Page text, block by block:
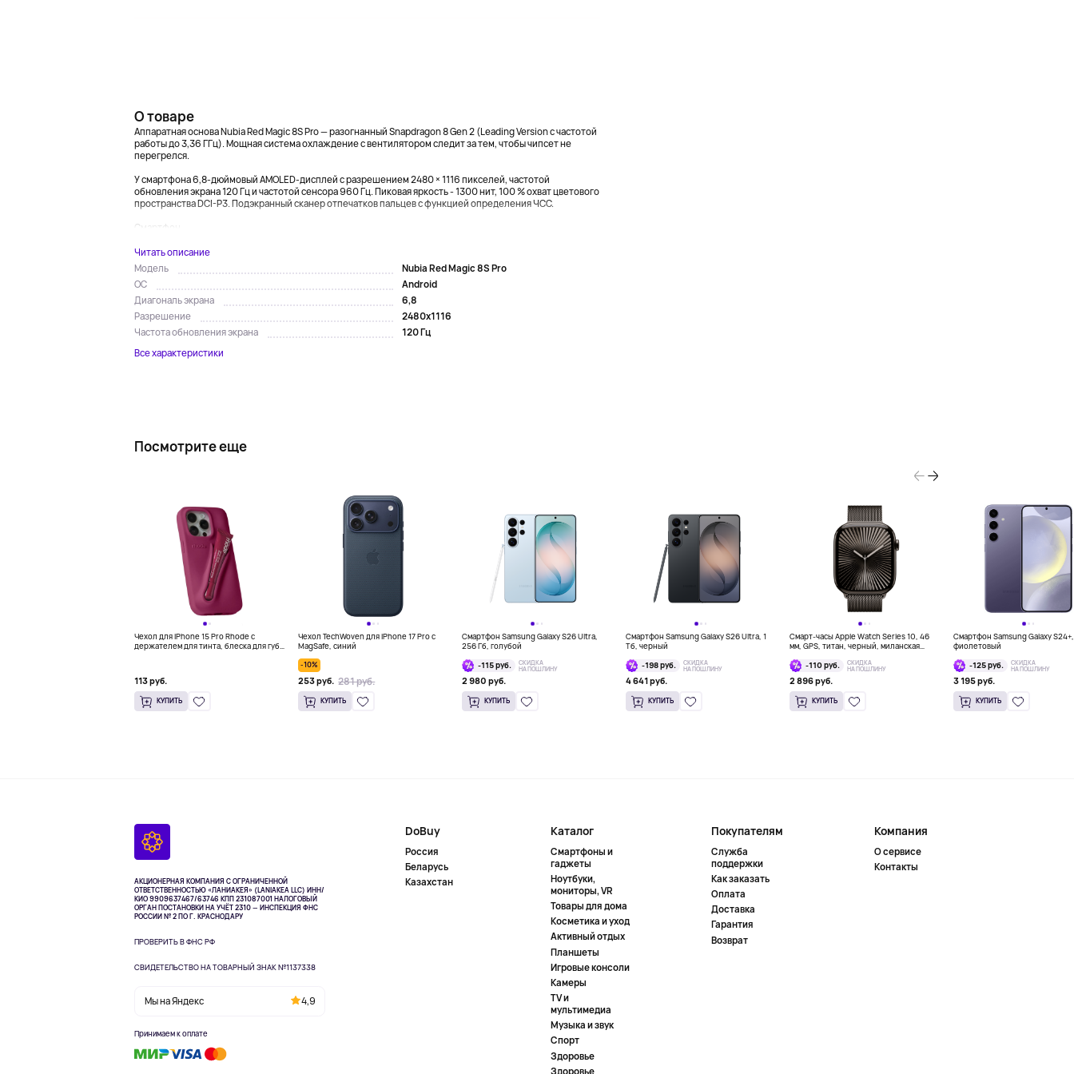
О товаре
Аппаратная основа Nubia Red Magic 8S Pro — разогнанный Snapdragon 8 Gen 2 (Leading Version с частотой
работы до 3,36 ГГц). Мощная система охлаждение с вентилятором следит за тем, чтобы чипсет не
перегрелся.
У смартфона 6,8-дюймовый AMOLED-дисплей с разрешением 2480 × 1116 пикселей, частотой
обновления экрана 120 Гц и частотой сенсора 960 Гц. Пиковая яркость - 1300 нит, 100 % охват цветового
пространства DCI-P3. Подэкранный сканер отпечатков пальцев с функцией определения ЧСС.
Смартфон...
Читать описание
Модель
Nubia Red Magic 8S Pro
ОС
Android
Диагональ экрана
6,8
Разрешение
2480x1116
Частота обновления экрана
120 Гц
Все характеристики
Посмотрите еще
Чехол для iPhone 15 Pro Rhode с
держателем для тинта, блеска для губ,
113 руб.
КУПИТЬ
Чехол TechWoven для iPhone 17 Pro с
MagSafe, синий
-10%
253 руб. 281 руб.
КУПИТЬ
Смартфон Samsung Galaxy S26 Ultra,
256 Гб, голубой
-115 руб.
СКИДКА
НА ПОШЛИНУ
2 980 руб.
КУПИТЬ
Смартфон Samsung Galaxy S26 Ultra, 1
Тб, черный
-198 руб.
СКИДКА
НА ПОШЛИНУ
4 641 руб.
КУПИТЬ
Смарт-часы Apple Watch Series 10, 46
мм, GPS, титан, черный, миланская
-110 руб.
СКИДКА
НА ПОШЛИНУ
2 896 руб.
КУПИТЬ
Смартфон Samsung Galaxy
фиолетовый
-125 руб.
СКИДКА
НА ПОШЛИНУ
3 195 руб.
КУПИТЬ
АКЦИОНЕРНАЯ КОМПАНИЯ С ОГРАНИЧЕННОЙ
ОТВЕТСТВЕННОСТЬЮ «ЛАНИАКЕЯ» (LANIAKEA LLC) ИНН/
КИО 9909637467/63746 КПП 231087001 НАЛОГОВЫЙ
ОРГАН ПОСТАНОВКИ НА УЧЁТ 2310 — ИНСПЕКЦИЯ ФНС
РОССИИ № 2 ПО Г. КРАСНОДАРУ
ПРОВЕРИТЬ В ФНС РФ
СВИДЕТЕЛЬСТВО НА ТОВАРНЫЙ ЗНАК №1137338
Мы на Яндекс 4,9
Принимаем к оплате
DoBuy
Россия
Беларусь
Казахстан
Каталог
Смартфоны и
гаджеты
Ноутбуки,
мониторы, VR
Товары для дома
Косметика и уход
Активный отдых
Планшеты
Игровые консоли
Камеры
TV и
мультимедиа
Музыка и звук
Спорт
Здоровье
Здоровье
Покупателям
Служба
поддержки
Как заказать
Оплата
Доставка
Гарантия
Возврат
Компания
О сервисе
Контакты